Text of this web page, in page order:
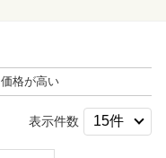
価格が高い
表示件数